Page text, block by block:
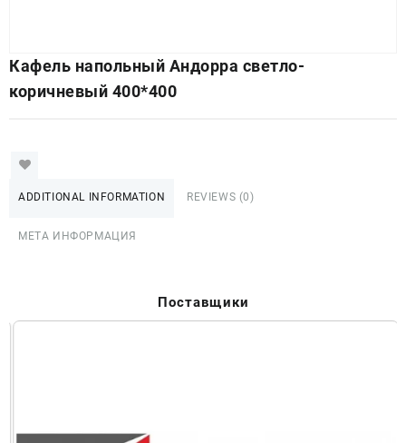
Кафель напольный Андорра светло-
коричневый 400*400
ADDITIONAL INFORMATION REVIEWS (0)
МЕТА ИНФОРМАЦИЯ
Поставщики